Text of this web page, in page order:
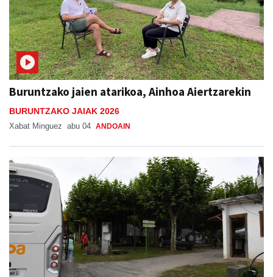
Buruntzako jaien atarikoa, Ainhoa Aiertzarekin
BURUNTZAKO JAIAK 2026
Xabat Minguez abu 04 ANDOAIN